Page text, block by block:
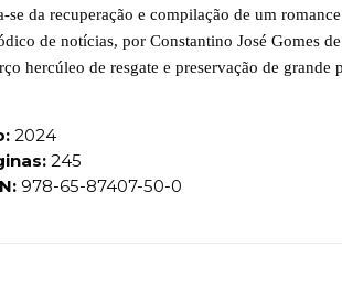
se da recuperação e compilação de um
de notícias, por Constantino José Gomes
hercúleo de resgate e preservação de grande
2024
245
978-65-87407-50-0